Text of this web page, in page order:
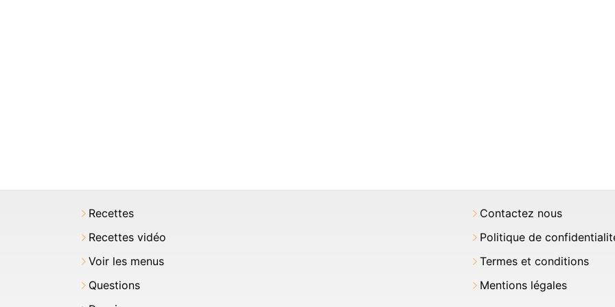
Recettes
Recettes vidéo
Voir les menus
Questions
Contactez nous
Politique de
Termes et conditions
Mentions légales